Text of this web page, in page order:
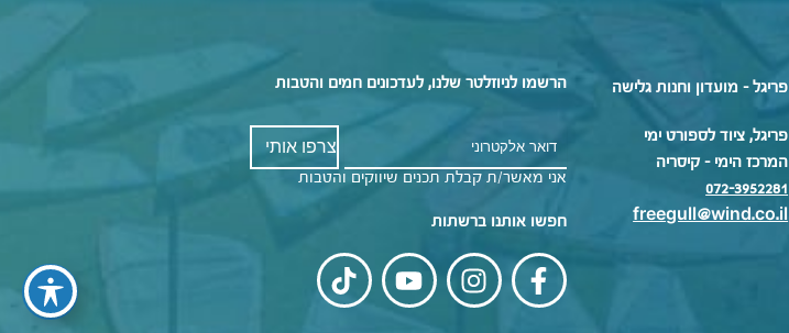
פריגל - מועדון וחנות גלישה
פריגל, ציוד לספורט ימי
המרכז הימי – קיסריה
072-3952281
freegull@wind.co.il
הרשמו לניוזלטר שלנו, לעדכונים חמים והטבות
אני מאשר/ת קבלת תכנים שיווקים והטבות
חפשו אותנו ברשתות